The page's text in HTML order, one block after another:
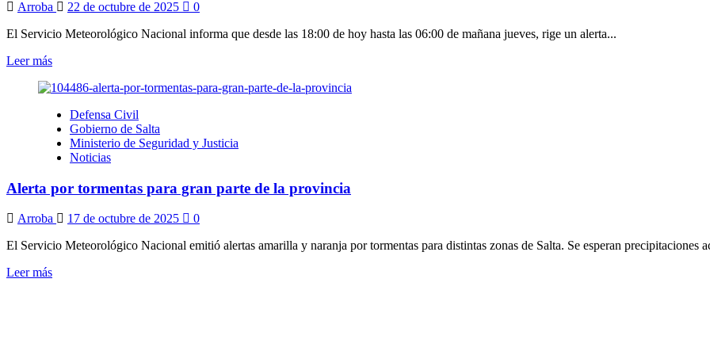
la
Arroba 22 de octubre de 2025
0
El Servicio Meteorológico Nacional informa que desde las 18:00 de hoy hasta las 06:00 de mañana jueves, rige un alerta...
Leer másLeer
sobre
amarilla
por
tormentas
en
parte
la
Defensa Civil
Gobierno de Salta
Ministerio de Seguridad y Justicia
Noticias
Alerta por tormentas para gran parte de la provincia
Arroba 17 de octubre de 2025
0
El Servicio Meteorológico Nacional emitió alertas amarilla y naranja por tormentas para distintas zonas de Salta. Se esperan precipitaciones
Leer másLeer